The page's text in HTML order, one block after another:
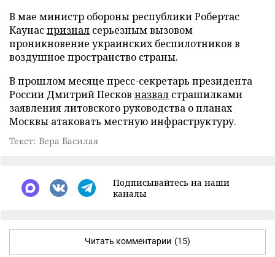
В мае министр обороны республики Робертас
Каунаспризнал серьезным вызовом
проникновение украинских беспилотников в
воздушное пространство страны.
В прошлом месяце пресс-секретарь президента
России Дмитрий Песков назвал страшилками
заявления литовского руководства о планах
Москвы атаковать местную инфраструктуру.
Текст: Вера Басилая
Подписывайтесь на наши
каналы
Читать комментарии (15)